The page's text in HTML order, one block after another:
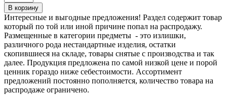
Интересные и выгодные предложения! Раздел содержит товар
который по той или иной причине попал на распродажу.
Размещенные в категории предметы - это излишки,
различного рода нестандартные изделия, остатки
скопившиеся на складе, товары снятые с производства и так
далее. Продукция предложена по самой низкой цене и порой
ценник гораздо ниже себестоимости. Ассортимент
предложений постоянно пополняется, количество товара на
распродаже ограничено.